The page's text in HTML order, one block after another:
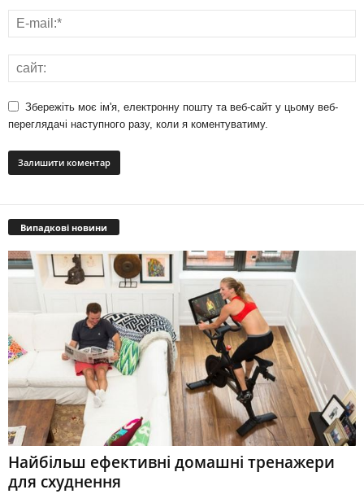
Збережіть моє ім'я, електронну пошту та веб-сайт у цьому веб-
переглядачі наступного разу, коли я коментуватиму.
Випадкові новини
Найбільш ефективні домашні тренажери
для схуднення